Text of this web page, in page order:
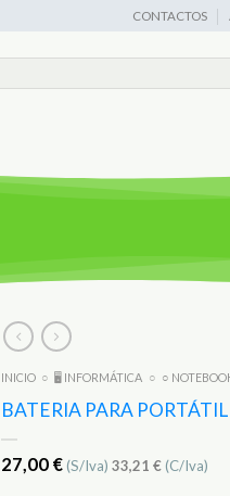
CONTACTOS
INICIO ○ 🖥️ INFORMÁTICA ○ ○
BATERIA PARA
27,00 € (S/Iva) 33,21 € (C/Iva)